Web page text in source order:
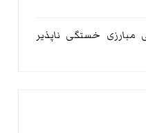
مبارزی خستگی ناپذیر